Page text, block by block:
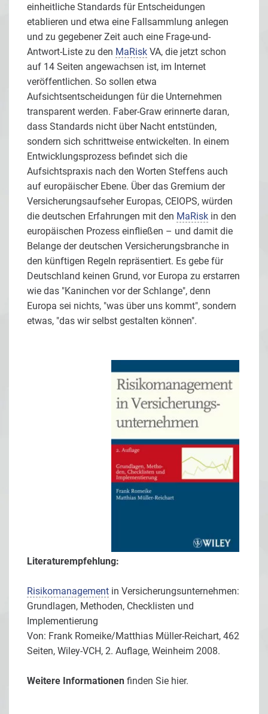
einheitliche Standards für Entscheidungen
etablieren und etwa eine Fallsammlung anlegen
und zu gegebener Zeit auch eine Frage-und-
Antwort-Liste zu den MaRisk VA, die jetzt schon
auf 14 Seiten angewachsen ist, im Internet
veröffentlichen. So sollen etwa
Aufsichtsentscheidungen für die Unternehmen
transparent werden. Faber-Graw erinnerte daran,
dass Standards nicht über Nacht entstünden,
sondern sich schrittweise entwickelten. In einem
Entwicklungsprozess befindet sich die
Aufsichtspraxis nach den Worten Steffens auch
auf europäischer Ebene. Über das Gremium der
Versicherungsaufseher Europas, CEIOPS, würden
die deutschen Erfahrungen mit den MaRisk in den
europäischen Prozess einfließen – und damit die
Belange der deutschen Versicherungsbranche in
den künftigen Regeln repräsentiert. Es gebe für
Deutschland keinen Grund, vor Europa zu erstarren
wie das "Kaninchen vor der Schlange", denn
Europa sei nichts, "was über uns kommt", sondern
etwas, "das wir selbst gestalten können".
Literaturempfehlung:
Risikomanagement in Versicherungsunternehmen:
Grundlagen, Methoden, Checklisten und
Implementierung
Von: Frank Romeike/Matthias Müller-Reichart, 462
Seiten, Wiley-VCH, 2. Auflage, Weinheim 2008.
Weitere Informationen finden Sie hier.